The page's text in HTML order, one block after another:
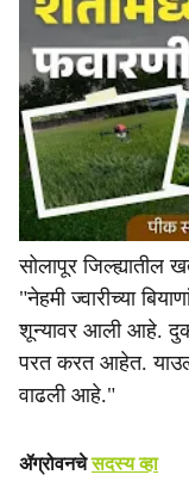
सोलापूर जिल्ह्यातील
"नेहमी ज्वारीच्या
शून्यावर आली आहे.
परत करत आहेत.
वाढली आहे."
ॲग्रोवनचेसदस्य व्हा